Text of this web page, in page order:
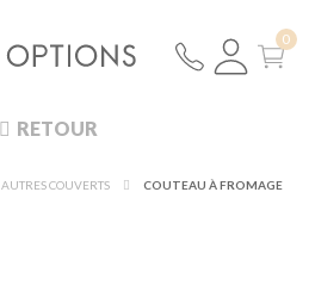
RETOUR
AUTRES COUVERTS COUTEAU À FROMAGE